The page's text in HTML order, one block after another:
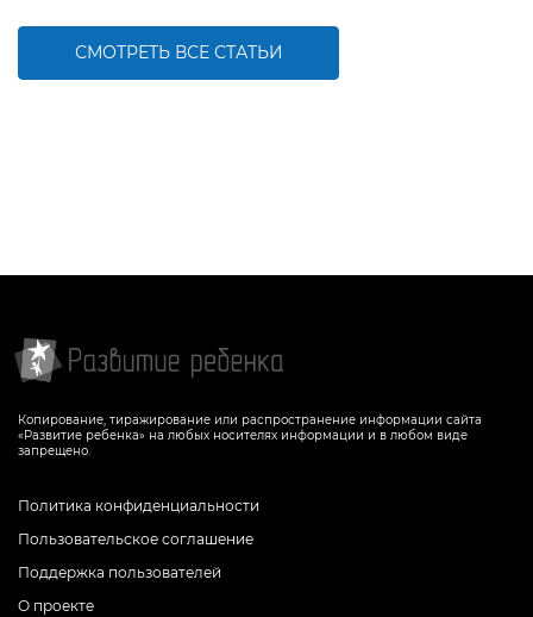
СМОТРЕТЬ ВСЕ СТАТЬИ
Копирование, тиражирование или распространение информации сайта
«Развитие ребенка» на любых носителях информации и в любом виде
запрещено.
Политика конфиденциальности
Пользовательское соглашение
Поддержка пользователей
О проекте